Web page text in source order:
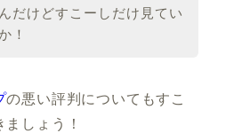
だけどすこーしだけ見てい
！
の悪い評判についてもすこ
しょう！